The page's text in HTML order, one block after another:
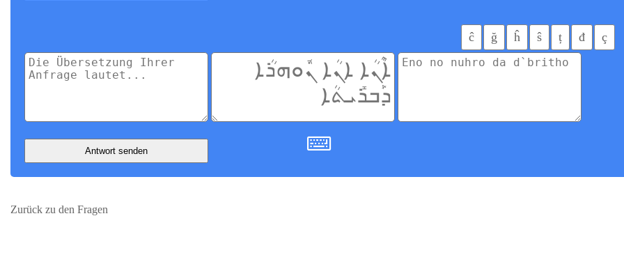
ĉ ğ ĥ ŝ ț đ ç
Antwort senden
Zurück zu den Fragen